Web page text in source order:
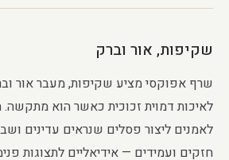
שקיפות, אור וברק
שרף אפוקסי מציע שקיפות, מעבר אור
לאיכות דמוית זכוכית כאשר הוא
לאמנים ליצור פסלים שנראים עדינים
חזקים ועמידים — אידיאליים לתצוגות